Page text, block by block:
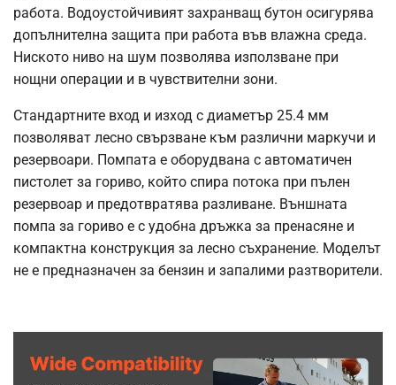
работа. Водоустойчивият захранващ бутон осигурява
допълнителна защита при работа във влажна среда.
Ниското ниво на шум позволява използване при
нощни операции и в чувствителни зони.
Стандартните вход и изход с диаметър 25.4 мм
позволяват лесно свързване към различни маркучи и
резервоари. Помпата е оборудвана с автоматичен
пистолет за гориво, който спира потока при пълен
резервоар и предотвратява разливане. Външната
помпа за гориво е с удобна дръжка за пренасяне и
компактна конструкция за лесно съхранение. Моделът
не е предназначен за бензин и запалими разтворители.